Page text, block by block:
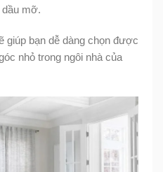
dầu mỡ.
giúp bạn dễ dàng chọn được
nhỏ trong ngôi nhà của